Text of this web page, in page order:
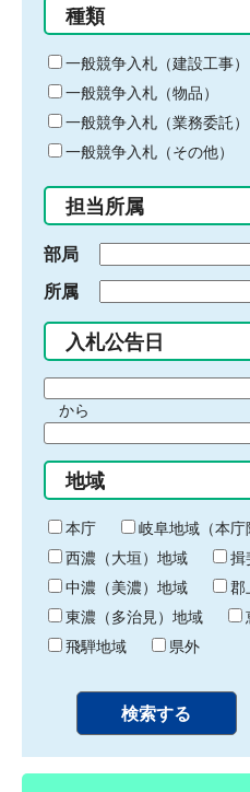
る
キ
ー
ワ
ー
ド
入
力
種類
一般競争入札（建設工事）
一般競争入札（物品）
一般競争入札（業務委託）
一般競争入札（その他）
担当所属
部局
所属
入札公告日
間
始
り
から
間
終
わ
り
地域
本庁
岐阜地域（本庁
西濃（大垣）地域
揖
中濃（美濃）地域
郡
東濃（多治見）地域
飛騨地域
県外